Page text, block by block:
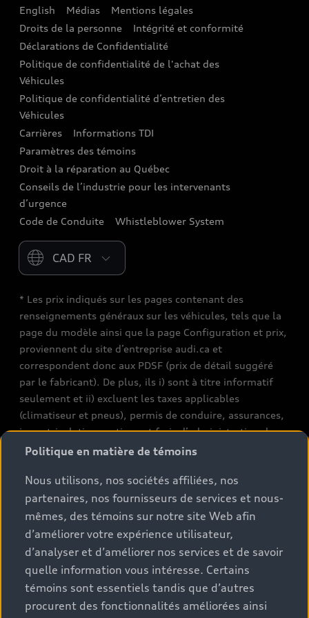
Audi connect
Assistance routière
Audi Care
Centres de carrosserie Audi
Garanties Audi et couverture
English Médias
Mentions légales
Droits de la personne
Intégrité et conformité
Déclarations de Confidentialité
Politique de confidentialité de l'achat des
Véhicules
Politique de confidentialité d’entretien des
Véhicules
Carrières
Informations TDI
Paramètres des témoins
Droit à la réparation au Québec
Conseils de l’industrie pour les intervenants
d’urgence
Code de Conduite
Whistleblower System
Please select country
* Les prix indiqués sur les pages contenant des
renseignements généraux sur les véhicules, tels que la
page du modèle ainsi que la page Configuration et prix,
proviennent du site d’entreprise audi.ca et
correspondent donc aux PDSF (prix de détail suggéré
par le fabricant). De plus, ils i) sont à titre informatif
seulement et ii) excluent les taxes applicables
(climatiseur et pneus), permis de conduire, assurances,
immatriculation, options et frais d’administration des
concessionnaires. Les conditions et prix de vente réels
les pages de recherche de stocks de véhicules neufs et
d’occasion sont des prix de vente, tels que fixés par les
concessionnaires, et incluent les frais applicables tels
que les frais de transport et d’inspection de
prélivraison, les taxes environnementales (pour les
véhicules neufs) et les frais d’administration des
concessionnaires, mais n’incluent pas les taxes de
vente. Veuillez noter que les prix indiqués sur la page «
Estimation des paiements » correspondent aux PDSF
Politique en matière de témoins
Nous utilisons, nos sociétés affiliées, nos
partenaires, nos fournisseurs de services et nous-
mêmes, des témoins sur notre site Web afin
d’améliorer votre expérience utilisateur,
d’analyser et d’améliorer nos services et de savoir
quelle information vous intéresse. Certains
témoins sont essentiels tandis que d’autres
procurent des fonctionnalités améliorées ainsi